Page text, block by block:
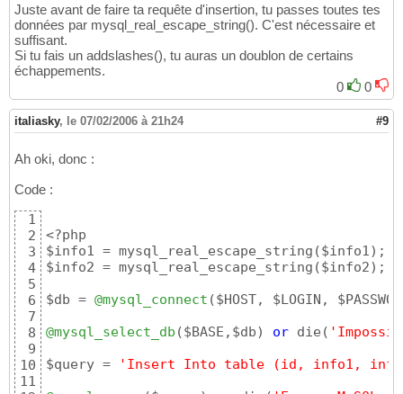
Juste avant de faire ta requête d'insertion, tu passes toutes tes
données par mysql_real_escape_string(). C'est nécessaire et
suffisant.
Si tu fais un addslashes(), tu auras un doublon de certains
échappements.
0
0
italiasky, le 07/02/2006 à 21h24 #9
Ah oki, donc :
Code :
1
2
3
4
5
6
7
8
9
10
11
<?php
$info1 = mysql_real_escape_string ($info1 ) ;
$info2 = mysql_real_escape_string ($info2) ;
$db = @mysql_connect ($HOST, $LOGIN,
@mysql_select_db ($BASE,$db) or die (
$query =
'Insert Into table (id, info1,